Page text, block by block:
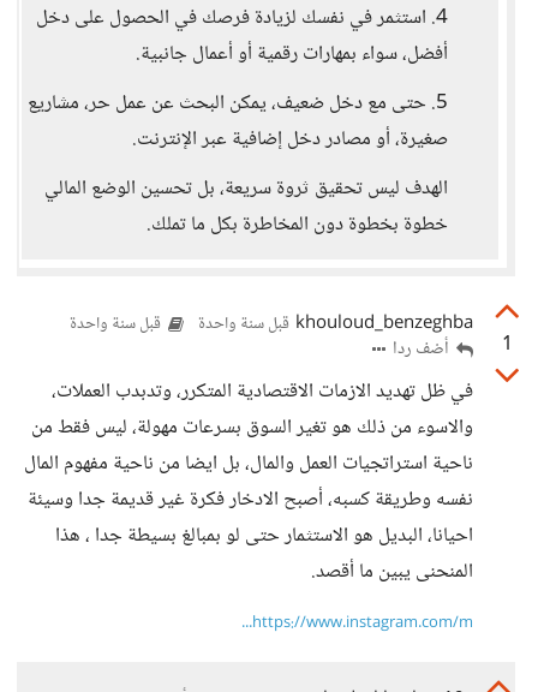
4. استثمر في نفسك لزيادة فرصك في الحصول على دخل
أفضل، سواء بمهارات رقمية أو أعمال جانبية.
5. حتى مع دخل ضعيف، يمكن البحث عن عمل حر، مشاريع
صغيرة، أو مصادر دخل إضافية عبر الإنترنت.
الهدف ليس تحقيق ثروة سريعة، بل تحسين الوضع المالي
خطوة بخطوة دون المخاطرة بكل ما تملك.
1
khouloud_benzeghba قبل سنة واحدة قبل سنة واحدة
أضف ردا
في ظل تهديد الازمات الاقتصادية المتكرر، وتدبدب العملات،
والاسوء من ذلك هو تغير السوق بسرعات مهولة، ليس فقط من
ناحية استراتجيات العمل والمال، بل ايضا من ناحية مفهوم المال
نفسه وطريقة كسبه، أصبح الادخار فكرة غير قديمة جدا وسيئة
احيانا، البديل هو الاستثمار حتى لو بمبالغ بسيطة جدا ، هذا
المنحنى يبين ما أقصد.
https://www.instagram.com/m...